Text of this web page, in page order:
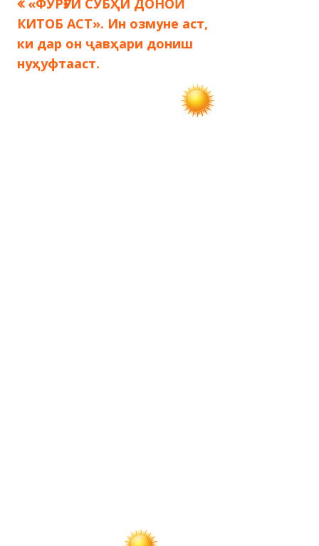
Навигация
по
записям
запись:
«ФУРӮҒИ СУБҲИ ДОНОӢ
КИТОБ АСТ». Ин озмуне аст,
ки дар он ҷавҳари дониш
нуҳуфтааст.